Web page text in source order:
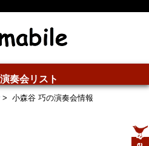
演奏会リスト
> 小森谷 巧の演奏会情報